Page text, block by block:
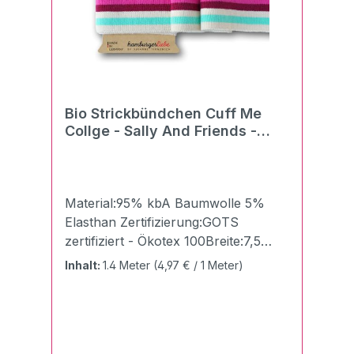
hervorragend für Bündchen von T-
Shirts & Pullovern und vielem
mehr.Pflegehinweise:40°C
möglichTrockneranwendung nicht
möglich
Bio Strickbündchen Cuff Me
Collge - Sally And Friends -
Material:95% kbA Baumwolle 5%
Elasthan Zertifizierung:GOTS
zertifiziert - Ökotex 100Breite:7,5
cmLänge:140 cmGewicht:510g/qmDie
Inhalt: 1.4 Meter (4,97 € / 1 Meter)